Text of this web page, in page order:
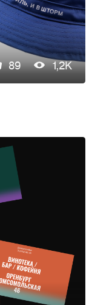
89 1,2K